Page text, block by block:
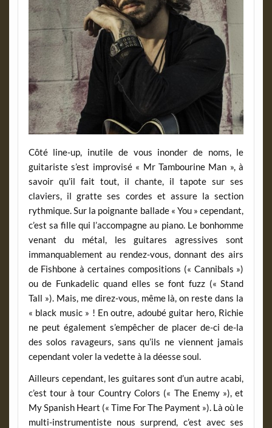
Côté line-up, inutile de vous inonder de noms, le
guitariste s’est improvisé « Mr Tambourine Man », à
savoir qu’il fait tout, il chante, il tapote sur ses
claviers, il gratte ses cordes et assure la section
rythmique. Sur la poignante ballade « You » cependant,
c’est sa fille qui l’accompagne au piano. Le bonhomme
venant du métal, les guitares agressives sont
immanquablement au rendez-vous, donnant des airs
de Fishbone à certaines compositions (« Cannibals »)
ou de Funkadelic quand elles se font fuzz (« Stand
Tall »). Mais, me direz-vous, même là, on reste dans la
« black music » ! En outre, adoubé guitar hero, Richie
ne peut également s’empêcher de placer de-ci de-la
des solos ravageurs, sans qu’ils ne viennent jamais
cependant voler la vedette à la déesse soul.
Ailleurs cependant, les guitares sont d’un autre acabi,
c’est tour à tour Country Colors (« The Enemy »), et
My Spanish Heart (« Time For The Payment »). Là où le
multi-instrumentiste nous surprend, c’est avec ses